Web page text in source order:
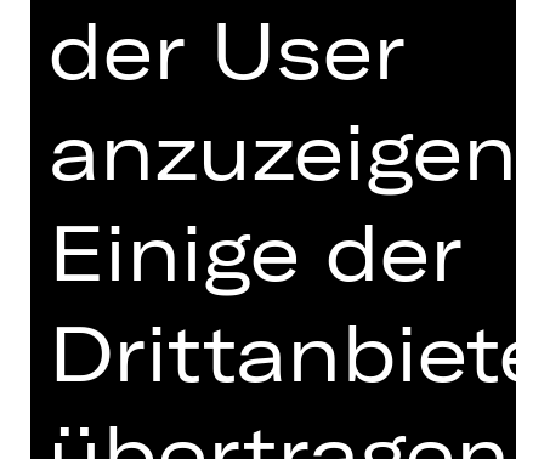
Modernismus und Mythos zu
untersuchen, das im Zentrum dieses
kanonischen Werkes steht.
Die französisch-amerikanische
Choreografin Rachelle Scott
eines Fauns“ („L’après-midi d’un
faune“) neu, angereichert mit einer
Neukomposition von Davidson
Jaconello, und erkundet darin die
flüchtige Natur menschlicher
Erinnerung und Sehnsucht. Der
Dreiteiler wird komplettiert durch
einen Akt von Geschichtsrevision: die
der User
anzuzeigen.
Einige der